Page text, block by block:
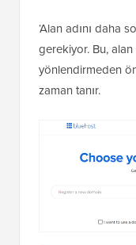
‘Alan adını daha
gerekiyor. Bu, alan
yönlendirmeden
zaman tanır.